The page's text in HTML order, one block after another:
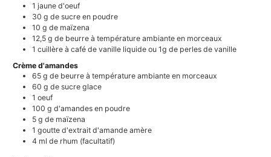
1 jaune d'oeuf
30 g de sucre en poudre
10 g de maïzena
12,5 g de beurre à température ambiante en morceaux
1 cuillère à café de vanille liquide ou 1g de perles de vanille
Crème d'amandes
65 g de beurre à température ambiante en morceaux
60 g de sucre glace
1 oeuf
100 g d'amandes en poudre
5 g de maïzena
1 goutte d'extrait d'amande amère
4 ml de rhum (facultatif)